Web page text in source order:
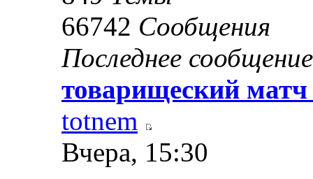
66742 Сообщения
Последнее сообщение
товарищеский матч
totnem
Вчера, 15:30